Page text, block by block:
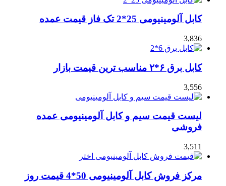
کابل آلومینیومی 25*2 تک فاز قیمت عمده
3,836
کابل برق ۶*۲ مناسب ترین قیمت بازار
3,556
لیست قیمت سیم و کابل آلومینیومی عمده
فروشی
3,511
مرکز فروش کابل آلومینیومی 50*4 قیمت روز